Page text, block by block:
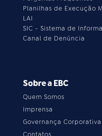
Planilhas de Execução
LAI
SIC - Sistema de
Canal de Denúncia
Sobre a EBC
Quem Somos
Imprensa
Governança Corporativa